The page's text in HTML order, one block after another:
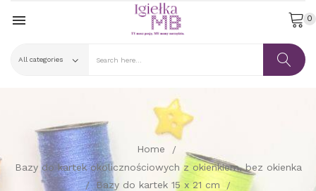
 0
Home
Bazy do kartek okolicznościowych z okienkiem, bez okienka
Bazy do kartek 15 x 21 cm